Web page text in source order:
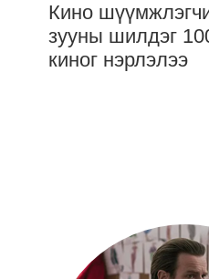
Кино
зууны шилдэг
киног нэрлэлээ